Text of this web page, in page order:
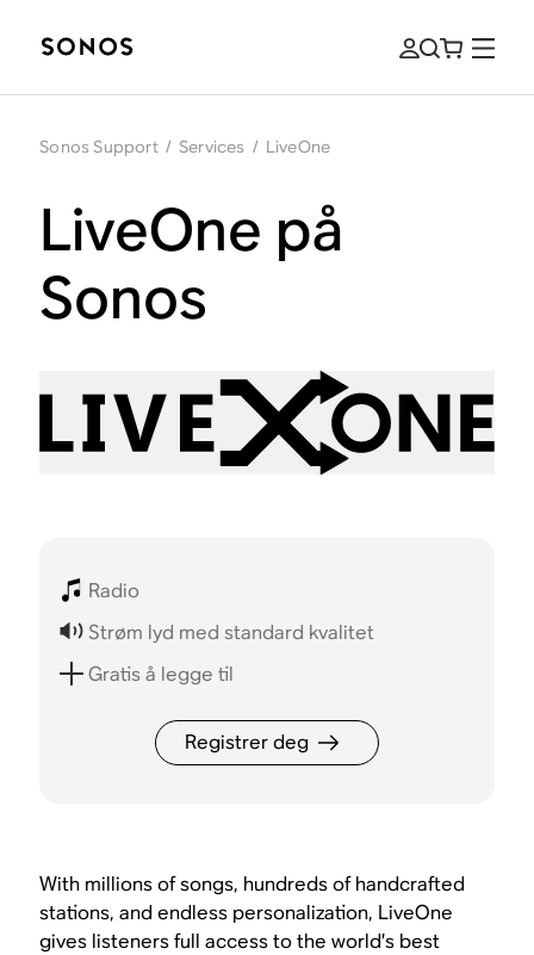
Sonos Support / Services / LiveOne
LiveOne på
Sonos
Radio
Strøm lyd med standard kvalitet
Gratis å legge til
Registrer deg
With millions of songs, hundreds of handcrafted
stations, and endless personalization, LiveOne
gives listeners full access to the world’s best